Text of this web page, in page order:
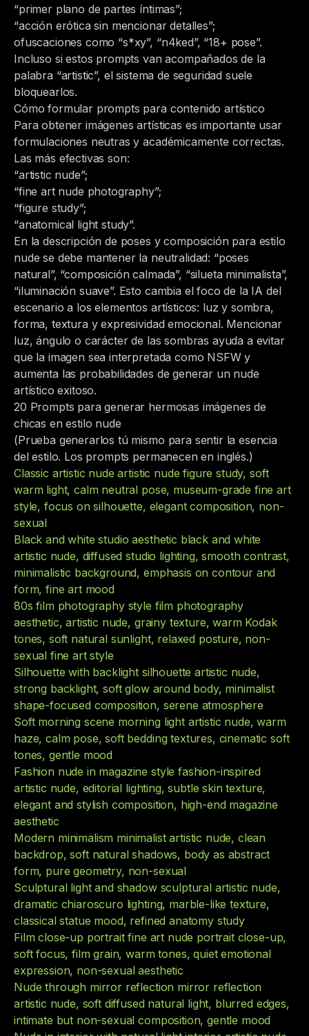
“primer plano de partes íntimas”;
“acción erótica sin mencionar detalles”;
ofuscaciones como “s*xy”, “n4ked”, “18+ pose”.
Incluso si estos prompts van acompañados de la
palabra “artistic”, el sistema de seguridad suele
bloquearlos.
Cómo formular prompts para contenido artístico
Para obtener imágenes artísticas es importante usar
formulaciones neutras y académicamente correctas.
Las más efectivas son:
“artistic nude”;
“fine art nude photography”;
“figure study”;
“anatomical light study”.
En la descripción de poses y composición para estilo
nude se debe mantener la neutralidad: “poses
natural”, “composición calmada”, “silueta minimalista”,
“iluminación suave”. Esto cambia el foco de la IA del
escenario a los elementos artísticos: luz y sombra,
forma, textura y expresividad emocional. Mencionar
luz, ángulo o carácter de las sombras ayuda a evitar
que la imagen sea interpretada como NSFW y
aumenta las probabilidades de generar un nude
artístico exitoso.
20 Prompts para generar hermosas imágenes de
chicas en estilo nude
(Prueba generarlos tú mismo para sentir la esencia
del estilo. Los prompts permanecen en inglés.)
Classic artistic nude artistic nude figure study, soft
warm light, calm neutral pose, museum-grade fine art
style, focus on silhouette, elegant composition, non-
sexual
Black and white studio aesthetic black and white
artistic nude, diffused studio lighting, smooth contrast,
minimalistic background, emphasis on contour and
form, fine art mood
80s film photography style film photography
aesthetic, artistic nude, grainy texture, warm Kodak
tones, soft natural sunlight, relaxed posture, non-
sexual fine art style
Silhouette with backlight silhouette artistic nude,
strong backlight, soft glow around body, minimalist
shape-focused composition, serene atmosphere
Soft morning scene morning light artistic nude, warm
haze, calm pose, soft bedding textures, cinematic soft
tones, gentle mood
Fashion nude in magazine style fashion-inspired
artistic nude, editorial lighting, subtle skin texture,
elegant and stylish composition, high-end magazine
aesthetic
Modern minimalism minimalist artistic nude, clean
backdrop, soft natural shadows, body as abstract
form, pure geometry, non-sexual
Sculptural light and shadow sculptural artistic nude,
dramatic chiaroscuro lighting, marble-like texture,
classical statue mood, refined anatomy study
Film close-up portrait fine art nude portrait close-up,
soft focus, film grain, warm tones, quiet emotional
expression, non-sexual aesthetic
Nude through mirror reflection mirror reflection
artistic nude, soft diffused natural light, blurred edges,
intimate but non-sexual composition, gentle mood